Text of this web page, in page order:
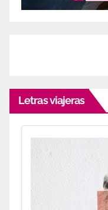
Letras viajeras